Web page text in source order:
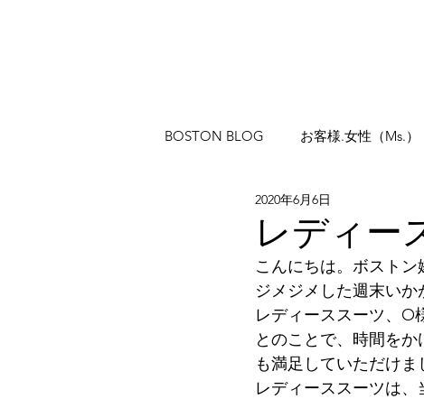
BOSTON BLOG お客様.女性（Ms.）
レディー
2020年6月6日
こんにちは。ボストン
ジメジメした週末いか
レディーススーツ、O
とのことで、時間を
も満足していただけま
レディーススーツは、